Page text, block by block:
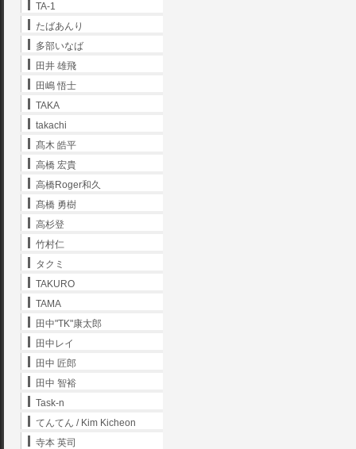
TA-1
たばあんり
多部いなば
田井 雄飛
田嶋 悟士
TAKA
takachi
髙木 皓平
高橋 宏貴
高橋Roger和久
髙橋 勇樹
高杉登
竹村仁
タクミ
TAKURO
TAMA
田中"TK"康太郎
田中レイ
田中 匠郎
田中 智裕
Task-n
てんてん / Kim Kicheon
寺本 英司